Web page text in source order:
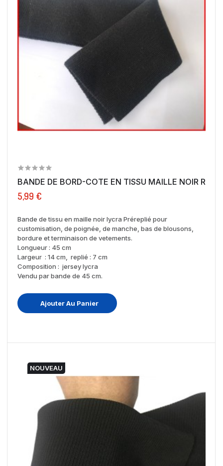
BANDE DE BORD-COTE EN TISSU MAILLE NOIR
5,99 €
Bande de tissu en maille noir lycra Préreplié pour
customisation, de poignée, de manche, bas de blousons,
bordure et terminaison de vetements.
Longueur : 45 cm
Largeur : 14 cm, replié : 7 cm
Composition : jersey lycra
Vendu par bande de 45 cm.
Ajouter Au Panier
NOUVEAU